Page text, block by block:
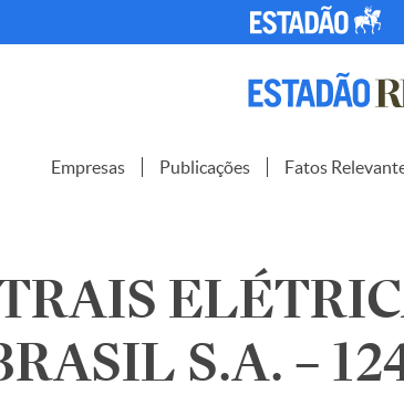
Empresas Publicações Fatos
S.A. –